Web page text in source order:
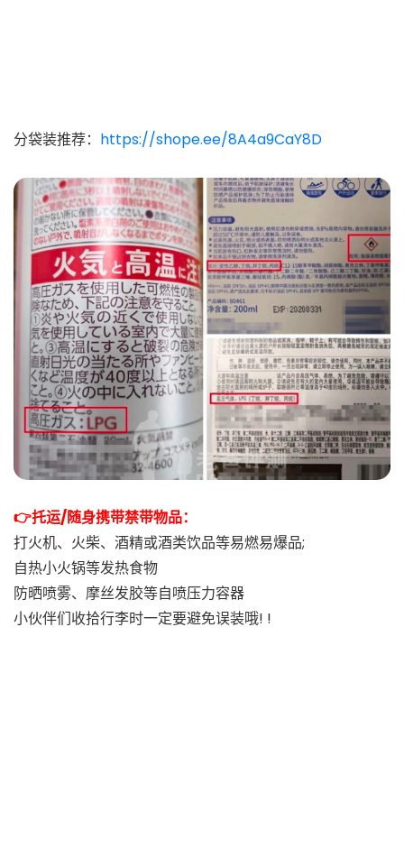
分袋装推荐： https://shope.ee/8A4a9CaY8D
👉托运/随身携带禁带物品：
打火机、火柴、酒精或酒类饮品等易燃易爆品;
自热小火锅等发热食物
防晒喷雾、摩丝发胶等自喷压力容器
小伙伴们收拾行李时一定要避免误装哦! !